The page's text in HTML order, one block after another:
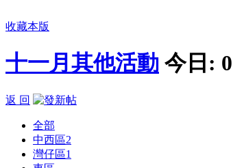
收藏本版
十一月其他活動 今日: 0
返 回
全部
中西區2
灣仔區1